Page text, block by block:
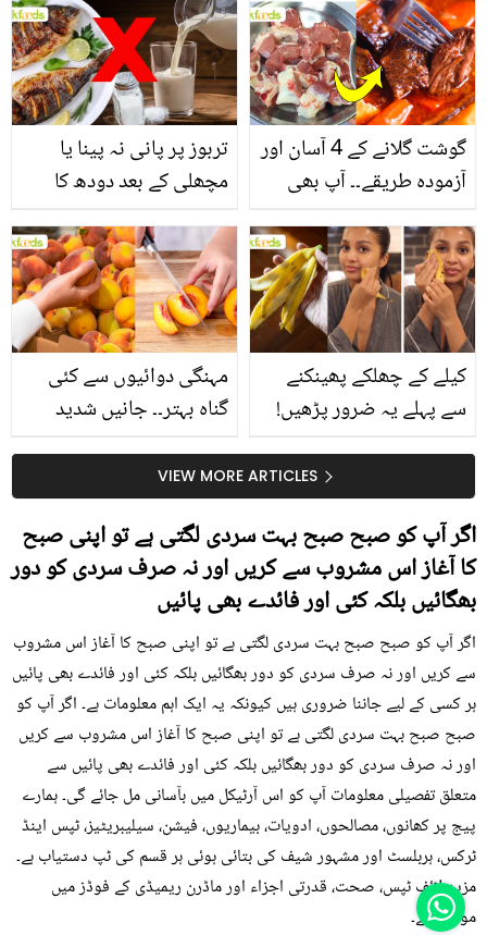
انگیز طبی فوائد
تربوز پر پانی نہ پینا یا
مچھلی کے بعد دودھ کا
سے متعلق غلط فہمیوں کی
حقیقت کیا ہے اور افواہ
کیا؟
گوشت گلانے کے 4 آسان اور
آزمودہ طریقے۔۔ آپ بھی
بتائے راز
مہنگی دوائیوں سے کئی
گناہ بہتر۔۔ جانیں شدید
کیوں کھانا چاہیے؟
کیلے کے چھلکے پھینکنے
سے پہلے یہ ضرور پڑھیں!
سستا اور قدرتی حلVIEW MORE ARTICLES
اگر آپ کو صبح صبح بہت سردی لگتی ہے تو اپنی صبح
کا آغاز اس مشروب سے کریں اور نہ صرف سردی کو دور
بھگائیں بلکہ کئی اور فائدے بھی پائیں
اگر آپ کو صبح صبح بہت سردی لگتی ہے تو اپنی صبح کا آغاز اس مشروب
سے کریں اور نہ صرف سردی کو دور بھگائیں بلکہ کئی اور فائدے بھی پائیں
ہر کسی کے لیے جاننا ضروری ہیں کیونکہ یہ ایک اہم معلومات ہے۔ اگر آپ کو
صبح صبح بہت سردی لگتی ہے تو اپنی صبح کا آغاز اس مشروب سے کریں
اور نہ صرف سردی کو دور بھگائیں بلکہ کئی اور فائدے بھی پائیں سے
متعلق تفصیلی معلومات آپ کو اس آرٹیکل میں بآسانی مل جائے گی۔ ہمارے
پیج پر کھانوں، مصالحوں، ادویات، بیماریوں، فیشن، سیلیبریٹیز، ٹپس اینڈ
ٹرکس، ہربلسٹ اور مشہور شیف کی بتائی ہوئی ہر قسم کی ٹپ دستیاب ہے۔
مزید لائف ٹپس، صحت، قدرتی اجزاء اور ماڈرن ریمیڈی کے فوڈز میں
موجود ہے۔